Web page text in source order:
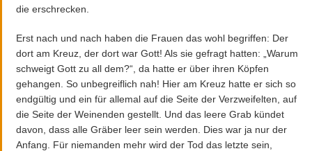
die erschrecken.
Erst nach und nach haben die Frauen das wohl begriffen: Der
dort am Kreuz, der dort war Gott! Als sie gefragt hatten: „Warum
schweigt Gott zu all dem?“, da hatte er über ihren Köpfen
gehangen. So unbegreiflich nah! Hier am Kreuz hatte er sich so
endgültig und ein für allemal auf die Seite der Verzweifelten, auf
die Seite der Weinenden gestellt. Und das leere Grab kündet
davon, dass alle Gräber leer sein werden. Dies war ja nur der
Anfang. Für niemanden mehr wird der Tod das letzte sein,